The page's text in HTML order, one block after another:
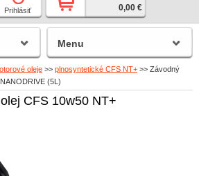
Prihlásiť
0,00 €
oleje >> plnosyntetické CFS NT+ >> Závodný
(5L)
CFS 10w50 NT+
Menu